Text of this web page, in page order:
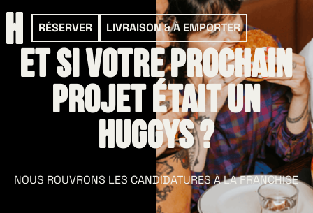
RÉSERVER LIVRAISON & À EMPORTER
et si votre prochain
projet était un
huggys ?
NOUS ROUVRONS LES CANDIDATURES À LA FRANCHISE